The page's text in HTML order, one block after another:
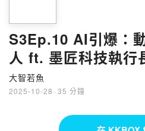
S3Ep.10 AI引爆：
人 ft. 墨匠科技執行
大智若魚
2025-10-28 · 35 分鐘